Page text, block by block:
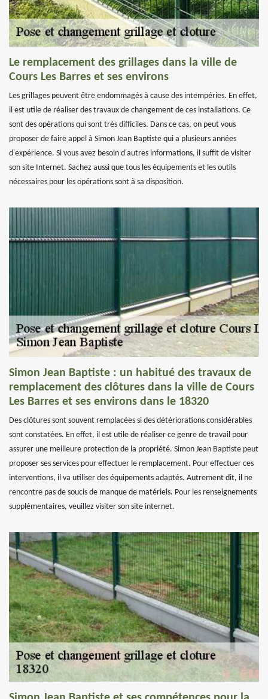
Le remplacement des grillages dans la ville de
Cours Les Barres et ses environs
Les grillages peuvent être endommagés à cause des intempéries. En effet,
il est utile de réaliser des travaux de changement de ces installations. Ce
sont des opérations qui sont très difficiles. Dans ce cas, on peut vous
proposer de faire appel à Simon Jean Baptiste qui a plusieurs années
d'expérience. Si vous avez besoin d'autres informations, il suffit de visiter
son site Internet. Sachez aussi que tous les équipements et les outils
nécessaires pour les opérations sont à sa disposition.
Simon Jean Baptiste : un habitué des travaux de
remplacement des clôtures dans la ville de Cours
Les Barres et ses environs dans le 18320
Des clôtures sont souvent remplacées si des détériorations considérables
sont constatées. En effet, il est utile de réaliser ce genre de travail pour
assurer une meilleure protection de la propriété. Simon Jean Baptiste peut
proposer ses services pour effectuer le remplacement. Pour effectuer ces
interventions, il va utiliser des équipements adaptés. Autrement dit, il ne
rencontre pas de soucis de manque de matériels. Pour les renseignements
supplémentaires, veuillez visiter son site internet.